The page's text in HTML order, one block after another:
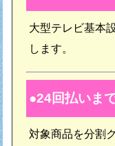
大型テレビ基本
します。
24回払いま
対象商品を分割